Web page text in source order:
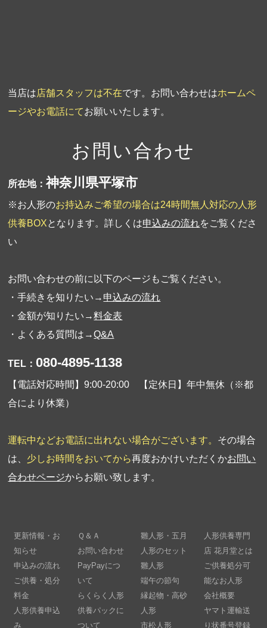
当店は店舗スタッフは不在です。お問い合わせはホームペ
ージやお電話にてお願いいたします。
お問い合わせ
所在地：神奈川県平塚市
※お人形のお持込みご希望の場合は24時間無人対応の人形
供養BOXとなります。詳しくは申込みの流れをご覧くださ
い
お問い合わせの前に以下のページもご覧ください。
・手続きを知りたい→ 申込みの流れ
・金額が知りたい→料金表
・よくある質問は→Q&A
TEL： 080-4895-1138
【電話対応時間】9:00-20:00 【定休日】年中無休（※都
合により休業）
運転中などお電話に出れない場合がございます。 その場合
は、 少しお時間をおいてから再度おかけいただくかお問い
合わせページからお願い致します。
更新情報・お
知らせ
申込みの流れ
ご供養・処分
料金
人形供養申込
み
Ｑ＆Ａ
お問い合わせ
PayPayにつ
いて
らくらく人形
供養パックに
ついて
雛人形・五月
人形のセット
雛人形
端午の節句
縁起物・高砂
人形
市松人形
人形供養専門
店 花月堂とは
ご供養処分可
能なお人形
会社概要
ヤマト運輸送
り状番号登録